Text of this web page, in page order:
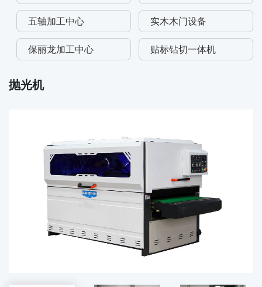
五轴加工中心 实木木门设备
保丽龙加工中心 贴标钻切一体机
抛光机